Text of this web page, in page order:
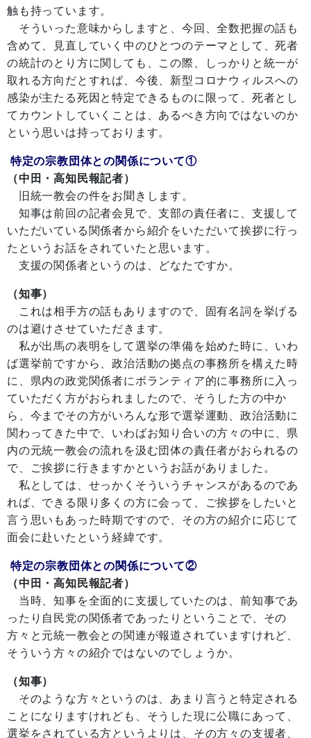
触も持っています。
そういった意味からしますと、今回、全数把握の話も
含めて、見直していく中のひとつのテーマとして、死者
の統計のとり方に関しても、この際、しっかりと統一が
取れる方向だとすれば、今後、新型コロナウィルスへの
感染が主たる死因と特定できるものに限って、死者とし
てカウントしていくことは、あるべき方向ではないのか
という思いは持っております。
特定の宗教団体との関係について①
（中田・高知民報記者）
旧統一教会の件をお聞きします。
知事は前回の記者会見で、支部の責任者に、支援して
いただいている関係者から紹介をいただいて挨拶に行っ
たというお話をされていたと思います。
支援の関係者というのは、どなたですか。
（知事）
これは相手方の話もありますので、固有名詞を挙げる
のは避けさせていただきます。
私が出馬の表明をして選挙の準備を始めた時に、いわ
ば選挙前ですから、政治活動の拠点の事務所を構えた時
に、県内の政党関係者にボランティア的に事務所に入っ
ていただく方がおられましたので、そうした方の中か
ら、今までその方がいろんな形で選挙運動、政治活動に
関わってきた中で、いわばお知り合いの方々の中に、県
内の元統一教会の流れを汲む団体の責任者がおられるの
で、ご挨拶に行きますかというお話がありました。
私としては、せっかくそういうチャンスがあるのであ
れば、できる限り多くの方に会って、ご挨拶をしたいと
言う思いもあった時期ですので、その方の紹介に応じて
面会に赴いたという経緯です。
特定の宗教団体との関係について②
（中田・高知民報記者）
当時、知事を全面的に支援していたのは、前知事であ
ったり自民党の関係者であったりということで、その
方々と元統一教会との関連が報道されていますけれど、
そういう方々の紹介ではないのでしょうか。
（知事）
そのような方々というのは、あまり言うと特定される
ことになりますけれども、そうした現に公職にあって、
選挙をされている方というよりは、その方々の支援者、